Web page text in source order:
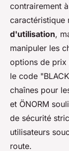
contrairement
caractéristique
d'utilisation,
manipuler les
options de prix
le code
chaînes pour
et ÖNORM
de sécurité
utilisateurs
route.